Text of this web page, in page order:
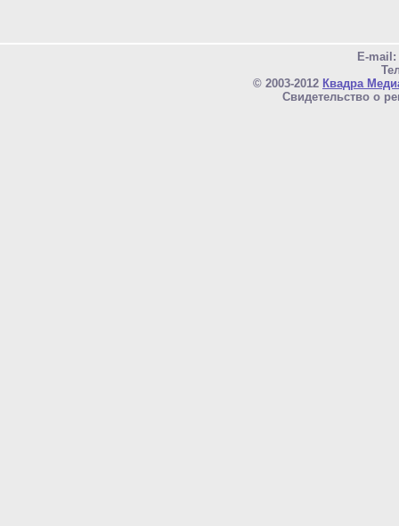
E-mail:
© 2003-2012 Квадра
Свидетельство о